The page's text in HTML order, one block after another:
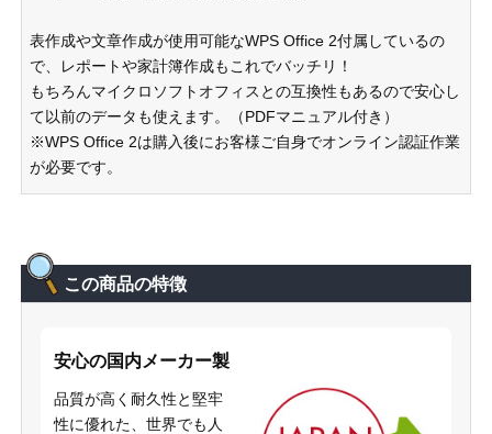
表作成や文章作成が使用可能なWPS Office 2付属しているの
で、レポートや家計簿作成もこれでバッチリ！
もちろんマイクロソフトオフィスとの互換性もあるので安心し
て以前のデータも使えます。（PDFマニュアル付き）
※WPS Office 2は購入後にお客様ご自身でオンライン認証作業
が必要です。
この商品の特徴
安心の国内メーカー製
品質が高く耐久性と堅牢
性に優れた、世界でも人